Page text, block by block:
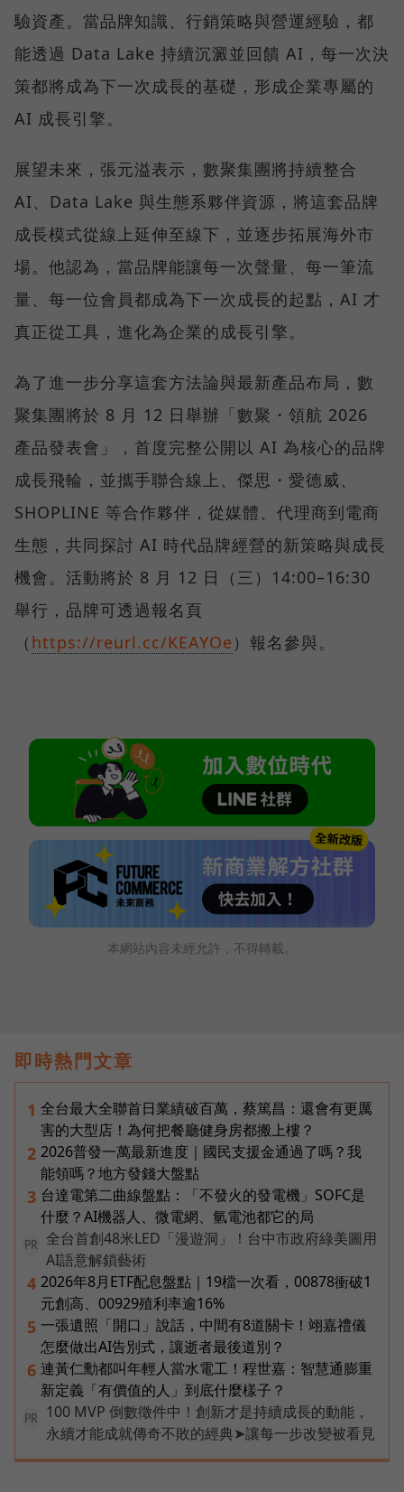
驗資產。當品牌知識、行銷策略與營運經驗，都
能透過 Data Lake 持續沉澱並回饋 AI，每一次決
策都將成為下一次成長的基礎，形成企業專屬的
AI 成長引擎。
展望未來，張元溢表示，數聚集團將持續整合
AI、Data Lake 與生態系夥伴資源，將這套品牌
成長模式從線上延伸至線下，並逐步拓展海外市
場。他認為，當品牌能讓每一次聲量、每一筆流
量、每一位會員都成為下一次成長的起點，AI 才
真正從工具，進化為企業的成長引擎。
為了進一步分享這套方法論與最新產品布局，數
聚集團將於 8 月 12 日舉辦「數聚・領航 2026
產品發表會」，首度完整公開以 AI 為核心的品牌
成長飛輪，並攜手聯合線上、傑思・愛德威、
SHOPLINE 等合作夥伴，從媒體、代理商到電商
生態，共同探討 AI 時代品牌經營的新策略與成長
機會。活動將於 8 月 12 日（三）14:00–16:30
舉行，品牌可透過報名頁
（ https://reurl.cc/KEAYOe ）報名參與。
本網站內容未經允許，不得轉載。
即時熱門文章
1 全台最大全聯首日業績破百萬，蔡篤昌：還會有更厲
害的大型店！為何把餐廳健身房都搬上樓？
2 2026普發一萬最新進度｜國民支援金通過了嗎？我
能領嗎？地方發錢大盤點
3 台達電第二曲線盤點：「不發火的發電機」SOFC是
什麼？AI機器人、微電網、氫電池都它的局
PR
全台首創48米LED「漫遊洞」！台中市政府綠美圖用
AI語意解鎖藝術
4 2026年8月ETF配息盤點｜19檔一次看，00878衝破1
元創高、00929殖利率逾16%
5 一張遺照「開口」說話，中間有8道關卡！翊嘉禮儀
怎麼做出AI告別式，讓逝者最後道別？
6 連黃仁勳都叫年輕人當水電工！程世嘉：智慧通膨重
新定義「有價值的人」到底什麼樣子？
PR
100 MVP 倒數徵件中！創新才是持續成長的動能，
永續才能成就傳奇不敗的經典➤讓每一步改變被看見